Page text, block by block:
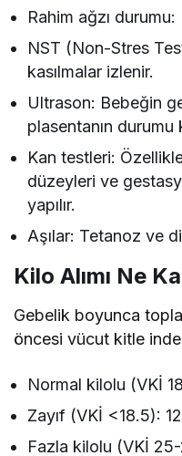
Rahim ağzı durumu:
NST (Non-Stres
kasılmalar izlenir.
Ultrason: Bebeğin
plasentanın durumu
Kan testleri:
düzeyleri ve
yapılır.
Aşılar: Tetanoz ve
Kilo Alımı Ne
Gebelik boyunca
öncesi vücut kitle
Normal kilolu (VKİ
Zayıf (VKİ <18.5):
Fazla kilolu (VKİ